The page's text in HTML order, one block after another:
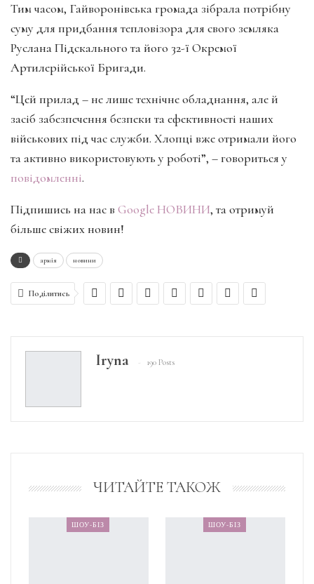
Тим часом, Гайворонівська громада зібрала потрібну
суму для придбання тепловізора для свого земляка
Руслана Підскального та його 32-ї Окремої
Артилерійської Бригади.
“Цей прилад – не лише технічне обладнання, але й
засіб забезпечення безпеки та ефективності наших
військових під час служби. Хлопці вже отримали його
та активно використовують у роботі”, – говориться у
повідомленні.
Підпишись на нас в Google НОВИНИ, та отримуй
більше свіжих новин!
армія новини
Поділитись
Iryna 190 Posts
ЧИТАЙТЕ ТАКОЖ
ШОУ-БІЗ ШОУ-БІЗ